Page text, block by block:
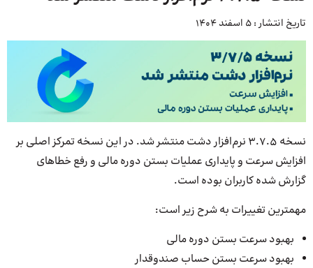
تاریخ انتشار : 5 اسفند 1404
نسخه ۳.۷.۵ نرم‌افزار دشت منتشر شد. در این نسخه تمرکز اصلی بر
افزایش سرعت و پایداری عملیات بستن دوره مالی و رفع خطاهای
گزارش شده کاربران بوده است.
مهمترین تغییرات به شرح زیر است:
بهبود سرعت بستن دوره مالی
بهبود سرعت بستن حساب صندوقدار